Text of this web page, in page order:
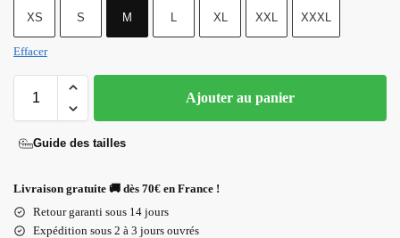
XS S M L XL XXL XXXL
Effacer
Ajouter au panier
Guide des tailles
Livraison gratuite 🚚 dès 70€ en France !
Retour garanti sous 14 jours
Expédition sous 2 à 3 jours ouvrés